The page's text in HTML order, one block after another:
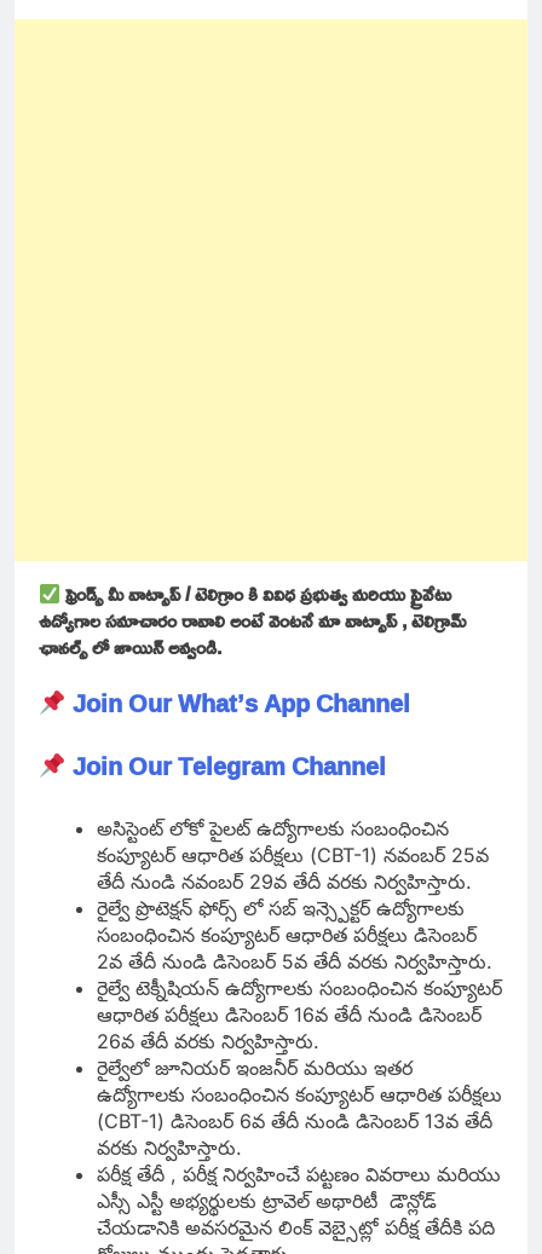
ఫ్రెండ్స్ మీ వాట్సాప్ / టెలిగ్రాం కి వివిధ ప్రభుత్వ మరియు ప్రైవేటు
ఉద్యోగాల సమాచారం రావాలి అంటే వెంటనే మా వాట్సాప్ , టెలిగ్రామ్
ఛానల్స్ లో జాయిన్ అవ్వండి.
Join Our What’s App Channel
Join Our Telegram Channel
అసిస్టెంట్ లోకో పైలట్ ఉద్యోగాలకు సంబంధించిన
కంప్యూటర్ ఆధారిత పరీక్షలు (CBT-1) నవంబర్ 25వ
తేదీ నుండి నవంబర్ 29వ తేదీ వరకు నిర్వహిస్తారు.
రైల్వే ప్రొటెక్షన్ ఫోర్స్ లో సబ్ ఇన్స్పెక్టర్ ఉద్యోగాలకు
సంబంధించిన కంప్యూటర్ ఆధారిత పరీక్షలు డిసెంబర్
2వ తేదీ నుండి డిసెంబర్ 5వ తేదీ వరకు నిర్వహిస్తారు.
రైల్వే టెక్నీషియన్ ఉద్యోగాలకు సంబంధించిన కంప్యూటర్
ఆధారిత పరీక్షలు డిసెంబర్ 16వ తేదీ నుండి డిసెంబర్
26వ తేదీ వరకు నిర్వహిస్తారు.
రైల్వేలో జూనియర్ ఇంజనీర్ మరియు ఇతర
ఉద్యోగాలకు సంబంధించిన కంప్యూటర్ ఆధారిత పరీక్షలు
(CBT-1) డిసెంబర్ 6వ తేదీ నుండి డిసెంబర్ 13వ తేదీ
వరకు నిర్వహిస్తారు.
పరీక్ష తేదీ , పరీక్ష నిర్వహించే పట్టణం వివరాలు మరియు
ఎస్సీ ఎస్టీ అభ్యర్థులకు ట్రావెల్ అథారిటీ డౌన్లోడ్
చేయడానికి అవసరమైన లింక్ వెబ్సైట్లో పరీక్ష తేదీకి పది